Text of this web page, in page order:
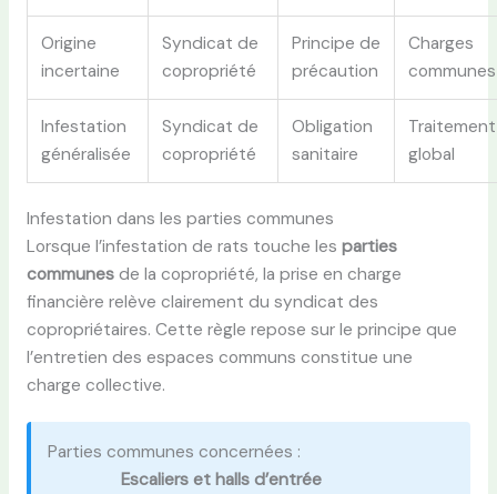
Origine
incertaine
Syndicat de
copropriété
Principe de
précaution
Charges
communes
Infestation
généralisée
Syndicat de
copropriété
Obligation
sanitaire
Traitement
global
Infestation dans les parties communes
Lorsque l’infestation de rats touche les parties
communesde la copropriété, la prise en charge
financière relève clairement du syndicat des
copropriétaires. Cette règle repose sur le principe que
l’entretien des espaces communs constitue une
charge collective.
Parties communes concernées :
Escaliers et halls d’entrée